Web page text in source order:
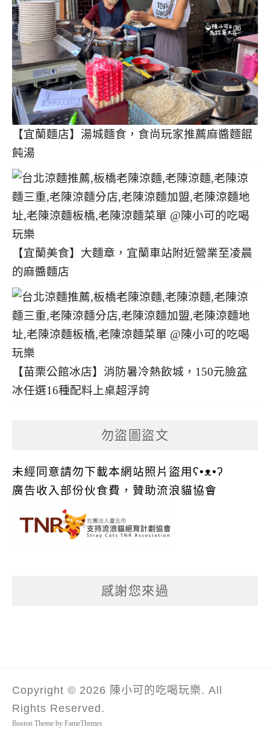
【宜蘭麵店】湯城麵食，食尚玩家推薦麻醬麵餛
飩湯
【宜蘭美食】大麵章，宜蘭車站附近營業至凌晨
的麻醬麵店
【苗栗公館冰店】消防暑冷熱飲城，150元臉盆
冰任選16種配料上桌超浮誇
勿盜圖盜文
未經同意請勿下載本網站照片盜用ʕ•ᴥ•ʔ
廣告收入部份伙食費，贊助流浪貓協會
感謝您來過
Copyright © 2026 陳小可的吃喝玩樂. All
Rights Reserved.
Boston Theme by FameThemes